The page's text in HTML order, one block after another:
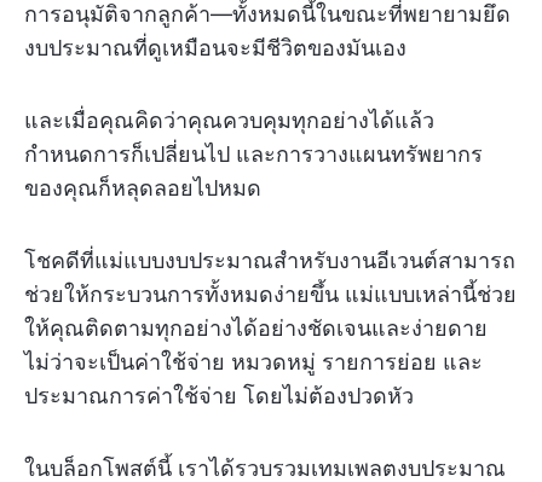
การอนุมัติจากลูกค้า—ทั้งหมดนี้ในขณะที่พยายามยึด
งบประมาณที่ดูเหมือนจะมีชีวิตของมันเอง
และเมื่อคุณคิดว่าคุณควบคุมทุกอย่างได้แล้ว
กำหนดการก็เปลี่ยนไป และการวางแผนทรัพยากร
ของคุณก็หลุดลอยไปหมด
โชคดีที่แม่แบบงบประมาณสำหรับงานอีเวนต์สามารถ
ช่วยให้กระบวนการทั้งหมดง่ายขึ้น แม่แบบเหล่านี้ช่วย
ให้คุณติดตามทุกอย่างได้อย่างชัดเจนและง่ายดาย
ไม่ว่าจะเป็นค่าใช้จ่าย หมวดหมู่ รายการย่อย และ
ประมาณการค่าใช้จ่าย โดยไม่ต้องปวดหัว
ในบล็อกโพสต์นี้ เราได้รวบรวมเทมเพลตงบประมาณ